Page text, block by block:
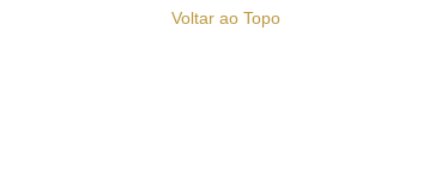
Voltar ao Topo